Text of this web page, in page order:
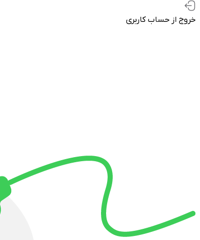
خروج از حساب کاربری